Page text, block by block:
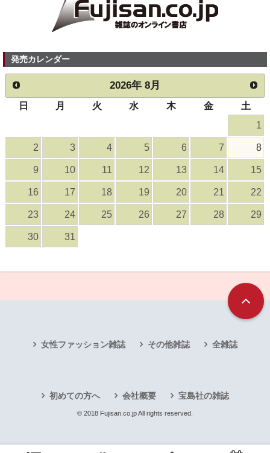
発売カレンダー
2026年 8月
日 月 火 水 木 金
土
1
2 3 4 5 6 7 8
9 10 11 12 13 14 15
16 17 18 19 20 21 22
23 24 25 26 27 28 29
30 31
女性ファッション雑誌 その他雑誌 全雑誌
初めての方へ 会社概要 宝島社の雑誌
© 2018 Fujisan.co.jp All rights reserved.